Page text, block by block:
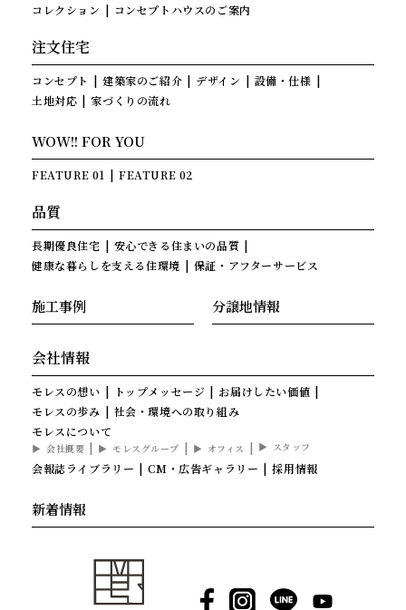
コレクション コンセプトハウスのご案内
注文住宅
コンセプト 建築家のご紹介 デザイン
設備・仕様
土地対応
家づくりの流れ
WOW!! FOR YOU
FEATURE 01 FEATURE 02
品質
長期優良住宅
安心できる住まいの品質
健康な暮らしを支える住環境
保証・アフターサービス
施工事例 分譲地情報
会社情報
モレスの想い トップメッセージ
お届けしたい価値
モレスの歩み
社会・環境への取り組み
モレスについて
会社概要 モレスグループ オフィス スタッフ
会報誌ライブラリー CM・広告ギャラリー 採用情報
新着情報
Facebook
Instagram
LINE YouTube